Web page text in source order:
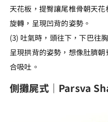
天花板，提臀讓尾椎骨朝天
旋轉，呈現凹背的姿勢。
(3) 吐氣時，頭往下，下巴往
呈現拱背的姿勢，想像肚臍
合吸吐。
側攤屍式｜Parsva